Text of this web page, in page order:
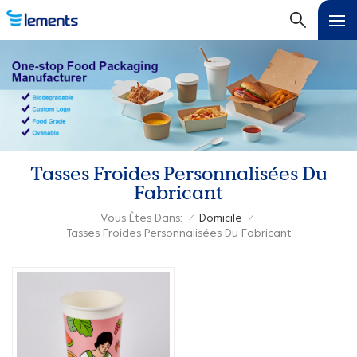
Tasses Froides Personnalisées Du
Fabricant
Vous Êtes Dans: / Domicile /
Tasses Froides Personnalisées Du Fabricant